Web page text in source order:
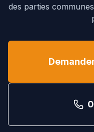
des parties